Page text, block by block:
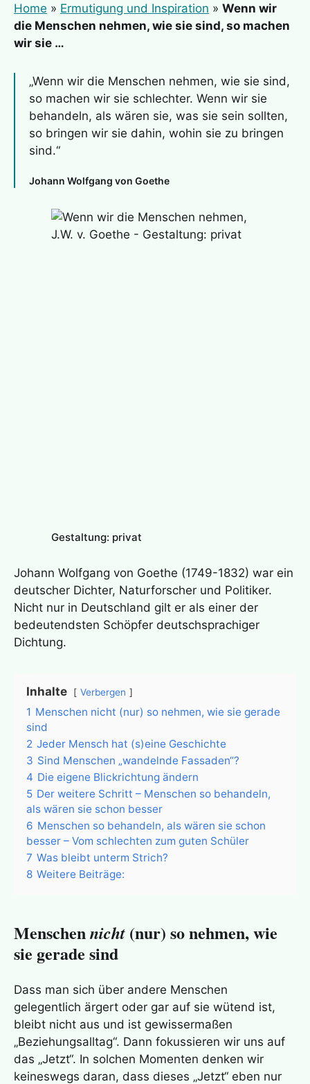
Home » Ermutigung und Inspiration » Wenn wir
die Menschen nehmen, wie sie sind, so machen
wir sie …
„Wenn wir die Menschen nehmen, wie sie sind,
so machen wir sie schlechter. Wenn wir sie
behandeln, als wären sie, was sie sein sollten,
so bringen wir sie dahin, wohin sie zu bringen
sind.“
Johann Wolfgang von Goethe
Gestaltung: privat
Johann Wolfgang von Goethe (1749-1832) war ein
deutscher Dichter, Naturforscher und Politiker.
Nicht nur in Deutschland gilt er als einer der
bedeutendsten Schöpfer deutschsprachiger
Dichtung.
Inhalte Verbergen
1 Menschen nicht (nur) so nehmen, wie sie gerade
sind
2 Jeder Mensch hat (s)eine Geschichte
3 Sind Menschen „wandelnde Fassaden“?
4 Die eigene Blickrichtung ändern
5 Der weitere Schritt – Menschen so behandeln,
als wären sie schon besser
6 Menschen so behandeln, als wären sie schon
besser – Vom schlechten zum guten Schüler
7 Was bleibt unterm Strich?
8 Weitere Beiträge:
Menschennicht (nur) so nehmen, wie
sie gerade sind
Dass man sich über andere Menschen
gelegentlich ärgert oder gar auf sie wütend ist,
bleibt nicht aus und ist gewissermaßen
„Beziehungsalltag“. Dann fokussieren wir uns auf
das „Jetzt“. In solchen Momenten denken wir
keineswegs daran, dass dieses „Jetzt“ eben nur